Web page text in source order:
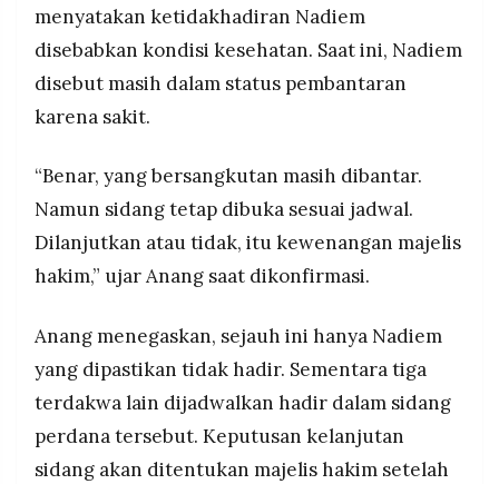
2026
RESOLUSI
PRAMUDITA
menyatakan ketidakhadiran Nadiem
disebabkan kondisi kesehatan. Saat ini, Nadiem
disebut masih dalam status pembantaran
karena sakit.
“Benar, yang bersangkutan masih dibantar.
Namun sidang tetap dibuka sesuai jadwal.
Dilanjutkan atau tidak, itu kewenangan majelis
hakim,” ujar Anang saat dikonfirmasi.
Anang menegaskan, sejauh ini hanya Nadiem
yang dipastikan tidak hadir. Sementara tiga
terdakwa lain dijadwalkan hadir dalam sidang
perdana tersebut. Keputusan kelanjutan
sidang akan ditentukan majelis hakim setelah